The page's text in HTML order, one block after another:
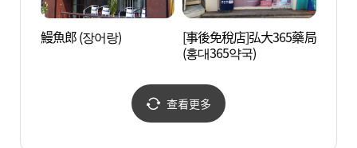
鰻魚郎 (장어랑)
[事後免稅店]弘大365藥局
(홍대365약국)
查看更多